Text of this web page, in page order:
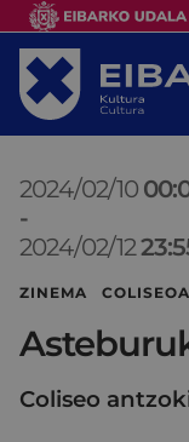
2024/02/10
-
2024/02/12
ZINEMA COLISEOA
Coliseo